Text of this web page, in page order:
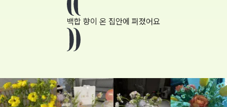
백합 향이 온 집안에 퍼졌어요